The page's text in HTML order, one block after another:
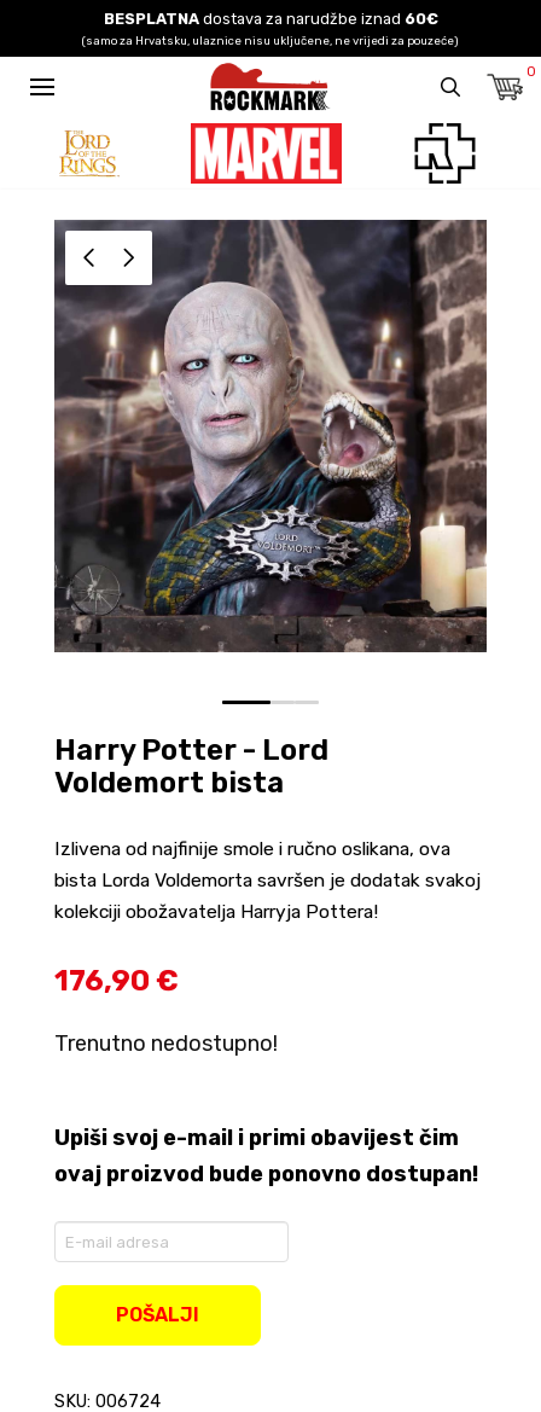
BESPLATNAdostava za narudžbe iznad 60€
(samo za Hrvatsku, ulaznice nisu uključene, ne vrijedi za pouzeće)
0
0 1 2
Harry Potter - Lord
Voldemort bista
Izlivena od najfinije smole i ručno oslikana, ova
bista Lorda Voldemorta savršen je dodatak svakoj
kolekciji obožavatelja Harryja Pottera!
176,90 €
Trenutno nedostupno!
Upiši svoj e-mail i primi obavijest čim
ovaj proizvod bude ponovno dostupan!
your
waitlist
POŠALJI
SKU: 006724